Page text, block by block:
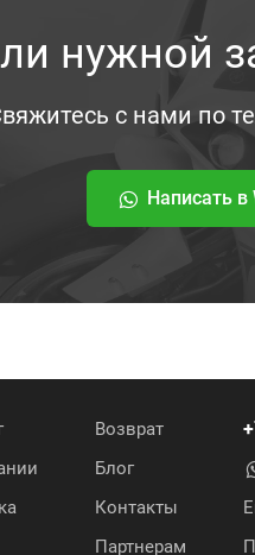
нужной
с нами по
Написать в
Возврат
Блог
Контакты
Партнерам